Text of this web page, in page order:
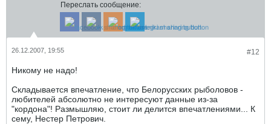
Переслать сообщение:
#12
26.12.2007, 19:55
Никому не надо!
Складывается впечатление, что Белорусских рыболовов -
любителей абсолютно не интересуют данные из-за
"кордона"! Размышляю, стоит ли делится впечатлениями... К
сему, Нестер Петрович.